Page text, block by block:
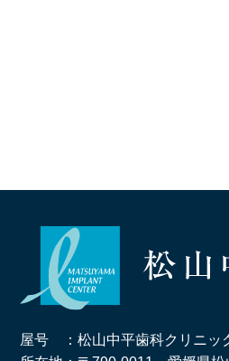
屋号 ：松山中平歯科クリニッ